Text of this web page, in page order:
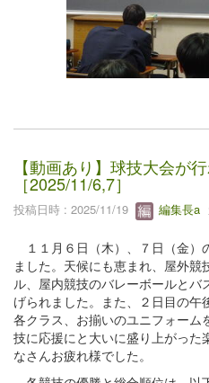
【動画あり】球技大会が
［2025/11/6,7］
投稿日時 : 2025/11/19 編集長a
１１月６日（木）、７日（金）
ました。天候にも恵まれ、屋外
ル、屋内競技のバレーボールと
げられました。また、２日目の午
各クラス、お揃いのユニフォーム
技に応援にと大いに盛り上がった
なさんお疲れ様でした。